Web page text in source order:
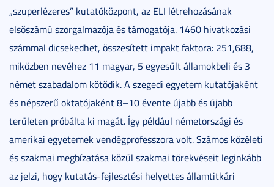
„szuperlézeres” kutatóközpont, az ELI létrehozásának
elsőszámú szorgalmazója és támogatója. 1460 hivatkozási
számmal dicsekedhet, összesített impakt faktora: 251,688,
miközben nevéhez 11 magyar, 5 egyesült államokbeli és 3
német szabadalom kötődik. A szegedi egyetem kutatójaként
és népszerű oktatójaként 8–10 évente újabb és újabb
területen próbálta ki magát. Így például németországi és
amerikai egyetemek vendégprofesszora volt. Számos közéleti
és szakmai megbízatása közül szakmai törekvéseit leginkább
az jelzi, hogy kutatás-fejlesztési helyettes államtitkári